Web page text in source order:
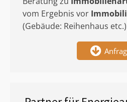
vom Ergebnis vor
(Gebäude: Reihenhaus etc.)